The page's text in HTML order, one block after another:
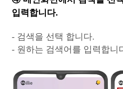
입력합니다.
- 검색을 선택 합니다.
- 원하는 검색어를 입력합니